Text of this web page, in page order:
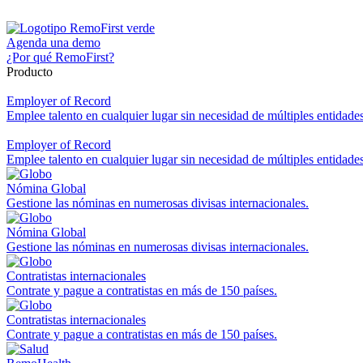
Agenda una demo
¿Por qué RemoFirst?
Producto
Employer of Record
Emplee talento en cualquier lugar sin necesidad de múltiples
Employer of Record
Emplee talento en cualquier lugar sin necesidad de múltiples
Nómina Global
Gestione las nóminas en numerosas divisas internacionales.
Nómina Global
Gestione las nóminas en numerosas divisas internacionales.
Contratistas internacionales
Contrate y pague a contratistas en más de 150 países.
Contratistas internacionales
Contrate y pague a contratistas en más de 150 países.